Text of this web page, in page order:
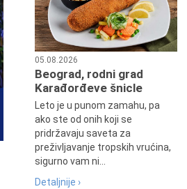
05.08.2026
Beograd, rodni grad
Karađorđeve šnicle
Leto je u punom zamahu, pa
ako ste od onih koji se
pridržavaju saveta za
preživljavanje tropskih vrućina,
sigurno vam ni...
Detaljnije ›